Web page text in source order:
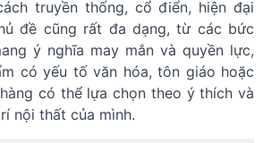
truyền thống, cổ điển, hiện đại
đề cũng rất đa dạng, từ các bức
ý nghĩa may mắn và quyền lực,
có yếu tố văn hóa, tôn giáo hoặc
có thể lựa chọn theo ý thích và
nội thất của mình.